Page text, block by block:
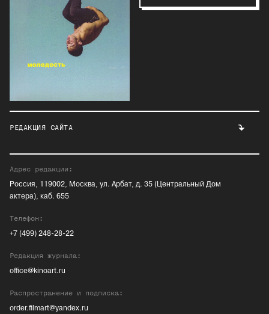
РЕДАКЦИЯ САЙТА
Адрес редакции:
Россия, 119002, Москва, ул. Арбат, д. 35 (Центральный Дом
актера), каб. 655
Телефон:
+7 (499) 248-28-22
Редакция журнала:
office@kinoart.ru
Распространение и подписка:
order.filmart@yandex.ru